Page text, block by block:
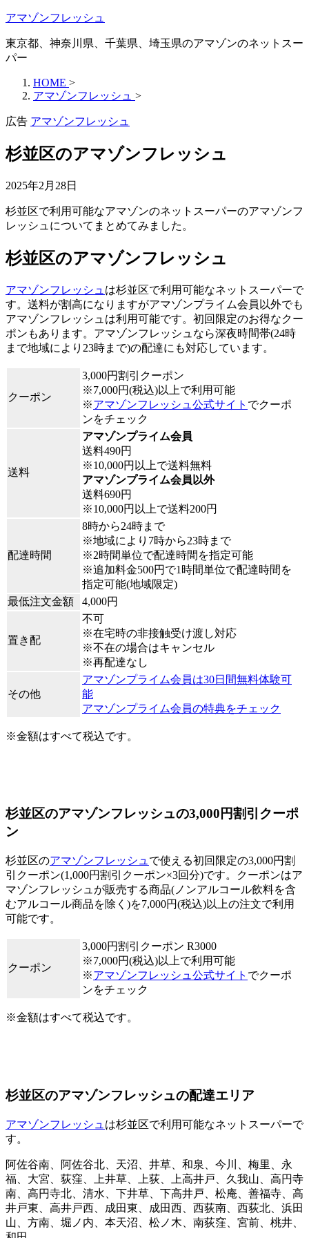
アマゾンフレッシュ
東京都、神奈川県、千葉県、埼玉県のアマゾンのネットスー
パー
HOME >
アマゾンフレッシュ >
広告 アマゾンフレッシュ
杉並区のアマゾンフレッシュ
2025年2月28日
杉並区で利用可能なアマゾンのネットスーパーのアマゾンフ
レッシュについてまとめてみました。
杉並区のアマゾンフレッシュ
アマゾンフレッシュ は杉並区で利用可能なネットスーパーで
す。送料が割高になりますがアマゾンプライム会員以外でも
アマゾンフレッシュは利用可能です。初回限定のお得なクー
ポンもあります。アマゾンフレッシュなら深夜時間帯(24時
まで地域により23時まで)の配達にも対応しています。
クーポン
3,000円割引クーポン
※7,000円(税込)以上で利用可能
※アマゾンフレッシュ公式サイト でクーポ
ンをチェック
送料
アマゾンプライム会員
送料490円
※10,000円以上で送料無料
アマゾンプライム会員以外
送料690円
※10,000円以上で送料200円
配達時間
8時から24時まで
※地域により7時から23時まで
※2時間単位で配達時間を指定可能
※追加料金500円で1時間単位で配達時間を
指定可能(地域限定)
最低注文金額
4,000円
置き配
不可
※在宅時の非接触受け渡し対応
※不在の場合はキャンセル
※再配達なし
その他
アマゾンプライム会員は30日間無料体験可
能
アマゾンプライム会員の特典をチェック
※金額はすべて税込です。
杉並区のアマゾンフレッシュの3,000円割引クーポ
ン
杉並区のアマゾンフレッシュ で使える初回限定の3,000円割
引クーポン(1,000円割引クーポン×3回分)です。クーポンはア
マゾンフレッシュが販売する商品(ノンアルコール飲料を含
むアルコール商品を除く)を7,000円(税込)以上の注文で利用
可能です。
クーポン
3,000円割引クーポン R3000
※7,000円(税込)以上で利用可能
※アマゾンフレッシュ公式サイト でクーポ
ンをチェック
※金額はすべて税込です。
杉並区のアマゾンフレッシュの配達エリア
アマゾンフレッシュ は杉並区で利用可能なネットスーパーで
す。
阿佐谷南、阿佐谷北、天沼、井草、和泉、今川、梅里、永
福、大宮、荻窪、上井草、上荻、上高井戸、久我山、高円寺
南、高円寺北、清水、下井草、下高井戸、松庵、善福寺、高
井戸東、高井戸西、成田東、成田西、西荻南、西荻北、浜田
山、方南、堀ノ内、本天沼、松ノ木、南荻窪、宮前、桃井、